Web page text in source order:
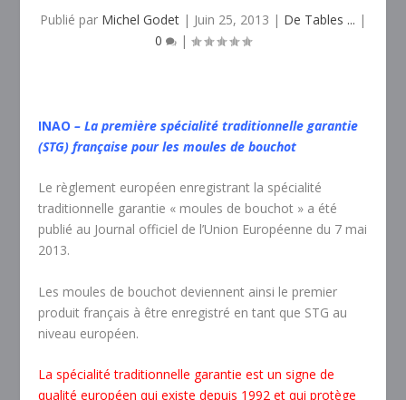
Publié par Michel Godet | Juin 25, 2013 | De Tables ... |
0
|
INAO – La première spécialité traditionnelle garantie
(STG) française pour les moules de bouchot
Le règlement européen enregistrant la spécialité
traditionnelle garantie « moules de bouchot » a été
publié au Journal officiel de l’Union Européenne du 7 mai
2013.
Les moules de bouchot deviennent ainsi le premier
produit français à être enregistré en tant que STG au
niveau européen.
La spécialité traditionnelle garantie est un signe de
qualité européen qui existe depuis 1992 et qui protège